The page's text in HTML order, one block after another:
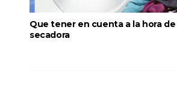
Que tener en cuenta a la hora
secadora